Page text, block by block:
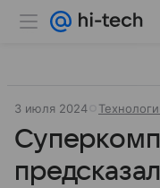
3 июля 2024